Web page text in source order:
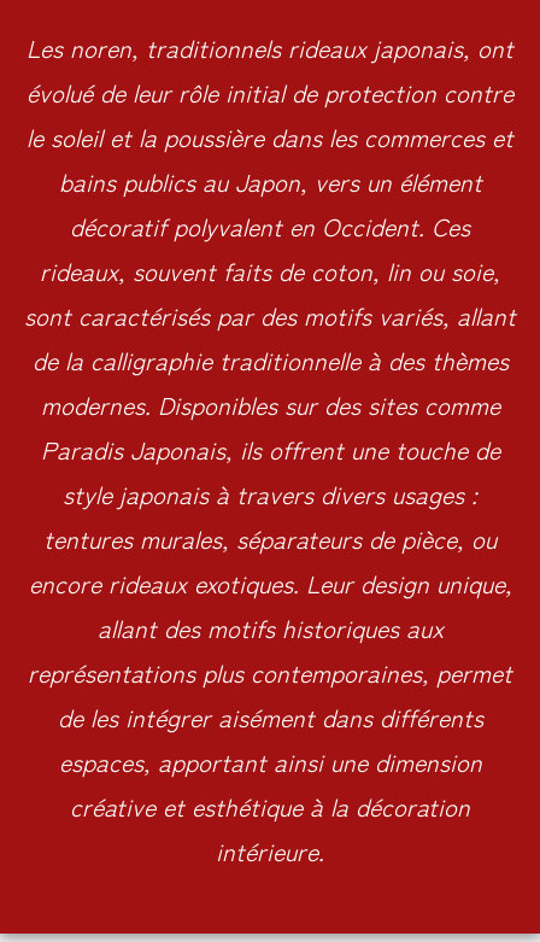
Les noren, traditionnels rideaux japonais, ont
évolué de leur rôle initial de protection contre
le soleil et la poussière dans les commerces et
bains publics au Japon, vers un élément
décoratif polyvalent en Occident. Ces
rideaux, souvent faits de coton, lin ou soie,
sont caractérisés par des motifs variés, allant
de la calligraphie traditionnelle à des thèmes
modernes. Disponibles sur des sites comme
Paradis Japonais, ils offrent une touche de
style japonais à travers divers usages :
tentures murales, séparateurs de pièce, ou
encore rideaux exotiques. Leur design unique,
allant des motifs historiques aux
représentations plus contemporaines, permet
de les intégrer aisément dans différents
espaces, apportant ainsi une dimension
créative et esthétique à la décoration
intérieure.